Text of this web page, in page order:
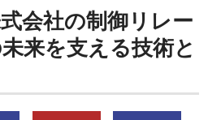
会社の制御リレー
来を支える技術と